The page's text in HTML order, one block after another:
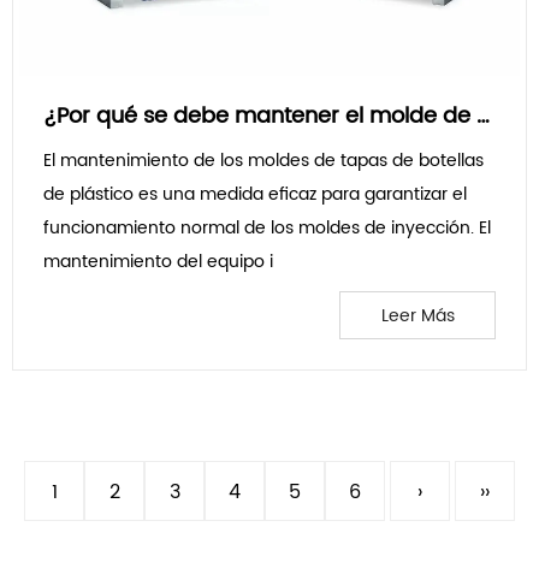
¿Por qué se debe mantener el molde de preformas de PET?
El mantenimiento de los moldes de tapas de botellas
de plástico es una medida eficaz para garantizar el
funcionamiento normal de los moldes de inyección. El
mantenimiento del equipo i
Leer Más
1 2 3 4 5 6 › ››